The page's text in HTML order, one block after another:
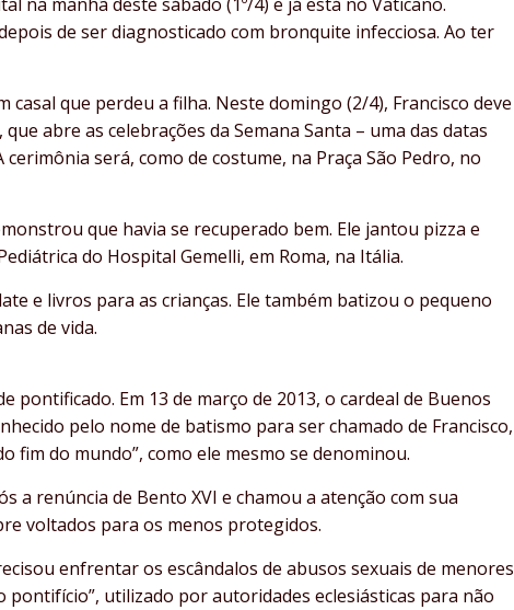
na manhã deste sábado (1º/4) e já está no Vaticano.
de ser diagnosticado com bronquite infecciosa. Ao ter
que perdeu a filha. Neste domingo (2/4), Francisco deve
abre as celebrações da Semana Santa – uma das datas
será, como de costume, na Praça São Pedro, no
que havia se recuperado bem. Ele jantou pizza e
do Hospital Gemelli, em Roma, na Itália.
e livros para as crianças. Ele também batizou o pequeno
de vida.
pontificado. Em 13 de março de 2013, o cardeal de Buenos
pelo nome de batismo para ser chamado de Francisco,
fim do mundo”, como ele mesmo se denominou.
a renúncia de Bento XVI e chamou a atenção com sua
voltados para os menos protegidos.
enfrentar os escândalos de abusos sexuais de menores
pontifício”, utilizado por autoridades eclesiásticas para não